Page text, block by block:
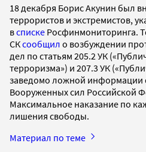
18 декабря Борис Акунин был
террористов и экстремистов,
всписке Росфинмониторинга.
СКсообщил о возбуждении
дел по статьям 205.2 УК
терроризма») и 207.3 УК
заведомо ложной информации
Вооруженных сил Российской
Максимальное наказание по
лишения свободы.
Материал по теме